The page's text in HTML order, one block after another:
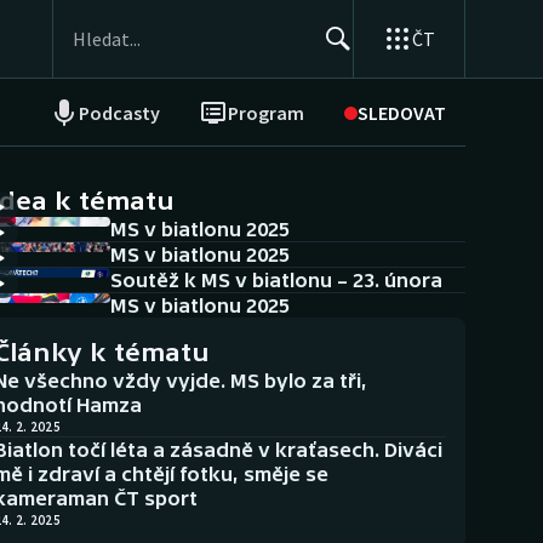
ČT
Podcasty Program SLEDOVAT
NEPŘEHLÉDNĚTE
Historické návraty
Aplikace ČT sport
AZ kvíz
k tématu
MS v biatlonu 2025
MS v biatlonu 2025
Soutěž k MS v biatlonu – 23. února
MS v biatlonu 2025
k tématu
všechno vždy vyjde. MS bylo za tři,
Hamza
2. 2025
točí léta a zásadně v kraťasech. Diváci
i zdraví a chtějí fotku, směje se
ČT sport
2. 2025